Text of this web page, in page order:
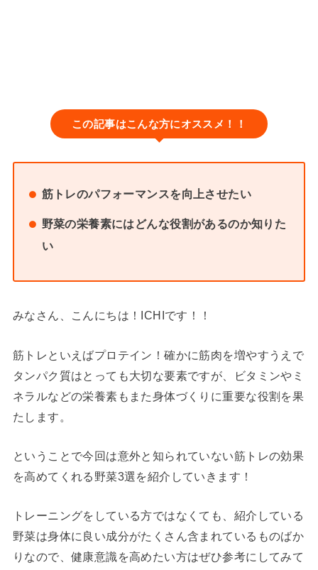
この記事はこんな方にオススメ！！
筋トレのパフォーマンスを向上させたい
野菜の栄養素にはどんな役割があるのか知りた
い
みなさん、こんにちは！ICHIです！！
筋トレといえばプロテイン！確かに筋肉を増やすうえで
タンパク質はとっても大切な要素ですが、ビタミンやミ
ネラルなどの栄養素もまた身体づくりに重要な役割を果
たします。
ということで今回は意外と知られていない筋トレの効果
を高めてくれる野菜3選を紹介していきます！
トレーニングをしている方ではなくても、紹介している
野菜は身体に良い成分がたくさん含まれているものばか
りなので、健康意識を高めたい方はぜひ参考にしてみて